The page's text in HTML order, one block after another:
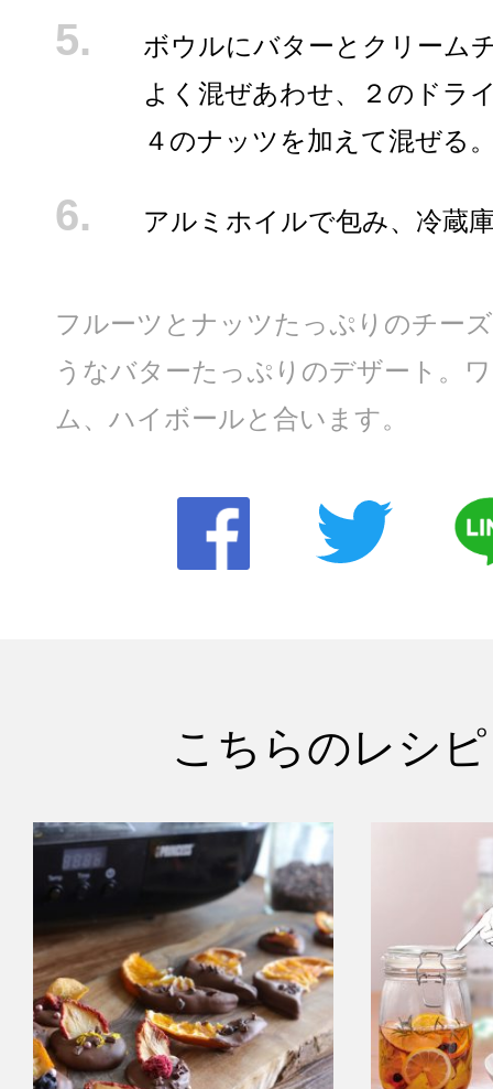
ボウルにバターとクリーム
よく混ぜあわせ、２のドラ
４のナッツを加えて混ぜる
アルミホイルで包み、冷蔵
フルーツとナッツたっぷりのチー
うなバターたっぷりのデザート。
ム、ハイボールと合います。
こちらのレシ